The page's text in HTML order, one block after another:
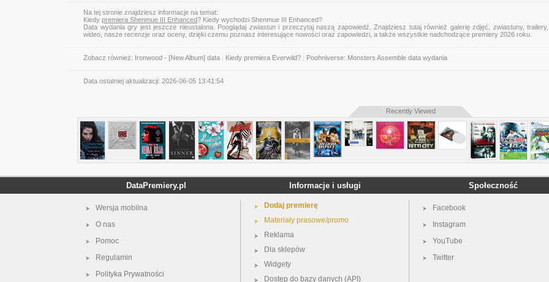
Na tej stronie znajdziesz informacje na temat:
Kiedy premiera Shenmue III Enhanced? Kiedy wychodzi Shenmue III Enhanced?
Data wydania gry jest jeszcze nieustalona. Pooglądaj zwiastuni przeczytaj naszą zapowiedź. Znajdziesz tutaj również galerię zdjęć, zwiastuny,
wideo, nasze recenzje oraz oceny, dzięki czemu poznasz interesujące nowości oraz zapowiedzi, a także wszystkie nadchodzące premiery 2026 roku.
Zobacz również: Ironwood - [New Album] data Kiedy premiera Everwild? Poohniverse: Monsters Assemble data wydania
Data ostatniej aktualizacji: 2026-06-05 13:41:54
Recently Viewed
DataPremiery.pl
Wersja mobilna
O nas
Pomoc
Regulamin
Polityka Prywatności
Informacje i usługi
Dodaj premierę
Materiały prasowe/promo
Reklama
Dla sklepów
Widgety
Dostęp do bazy danych (API)
Społeczność
Facebook
Instagram
YouTube
Twitter